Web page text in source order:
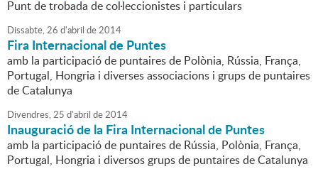
Punt de trobada de col·leccionistes i particulars
Dissabte,26 d'abril de2014
Fira Internacional de Puntes
amb la participació de puntaires de Polònia, Rússia, França,
Portugal, Hongria i diverses associacions i grups de puntaires
de Catalunya
Divendres,25 d'abril de2014
Inauguració de la Fira Internacional de Puntes
amb la participació de puntaires de Rússia, Polònia, França,
Portugal, Hongria i diversos grups de puntaires de Catalunya